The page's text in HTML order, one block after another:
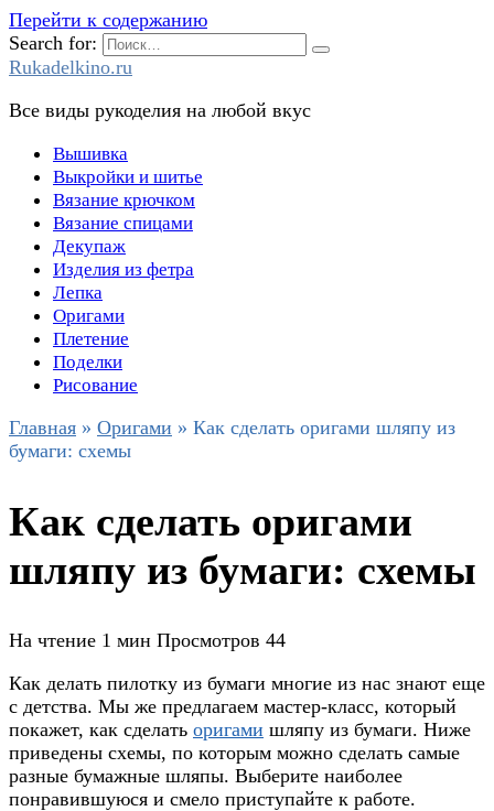
Перейти к содержанию
Search for:
Rukadelkino.ru
Все виды рукоделия на любой вкус
Вышивка
Выкройки и шитье
Вязание крючком
Вязание спицами
Декупаж
Изделия из фетра
Лепка
Оригами
Плетение
Поделки
Рисование
Главная » Оригами » Как сделать оригами шляпу из
бумаги: схемы
Как сделать оригами
шляпу из бумаги: схемы
На чтение 1 мин Просмотров 44
Как делать пилотку из бумаги многие из нас знают еще
с детства. Мы же предлагаем мастер-класс, который
покажет, как сделать оригами шляпу из бумаги. Ниже
приведены схемы, по которым можно сделать самые
разные бумажные шляпы. Выберите наиболее
понравившуюся и смело приступайте к работе.